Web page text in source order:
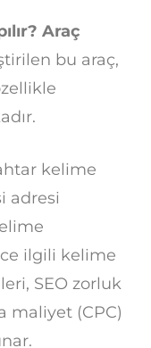
Araç
bu araç,
kelime
adresi
ilgili kelime
SEO zorluk
maliyet (CPC)